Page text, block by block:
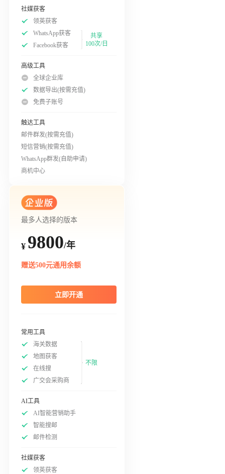
社媒获客
领英获客
WhatsApp获客
Facebook获客
共享
100次/日
高级工具
全球企业库
数据导出(按需充值)
免费子账号
触达工具
邮件群发(按需充值)
短信营销(按需充值)
WhatsApp群发(自助申请)
商机中心
最多人选择的版本
¥ 9800/年
赠送500元通用余额
立即开通
常用工具
海关数据
地图获客
在线搜
广交会采购商
不限
AI工具
AI智能营销助手
智能搜邮
邮件检测
社媒获客
领英获客